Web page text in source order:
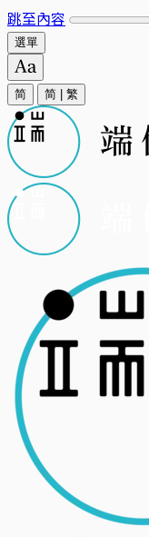
跳至內容
選單
简 简 繁